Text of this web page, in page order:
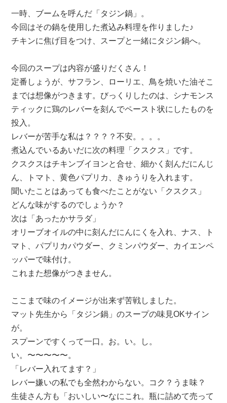
一時、ブームを呼んだ「タジン鍋」。
今回はその鍋を使用した煮込み料理を作りました♪
チキンに焦げ目をつけ、スープと一緒にタジン鍋へ。
今回のスープは内容が盛りだくさん！
定番しょうが、サフラン、ローリエ、鳥を焼いた油そこ
までは想像がつきます。びっくりしたのは、シナモンス
ティックに鶏のレバーを刻んでペースト状にしたものを
投入。
レバーが苦手な私は？？？？不安。。。。
煮込んでいるあいだに次の料理「クスクス」です。
クスクスはチキンブイヨンと合せ、細かく刻んだにんじ
ん、トマト、黄色パプリカ、きゅうりを入れます。
聞いたことはあっても食べたことがない「クスクス」
どんな味がするのでしょうか？
次は「あったかサラダ」
オリーブオイルの中に刻んだにんにくを入れ、ナス、ト
マト、パプリカパウダー、クミンパウダー、カイエンペ
ッパーで味付け。
これまた想像がつきません。
ここまで味のイメージが出来ず苦戦しました。
マット先生から「タジン鍋」のスープの味見OKサイン
が。
スプーンですくって一口。お。い。し。
い。〜〜〜〜〜。
「レバー入れてます？」
レバー嫌いの私でも全然わからない。コク？うま味？
生徒さん方も「おいしい〜なにこれ。瓶に詰めて売って